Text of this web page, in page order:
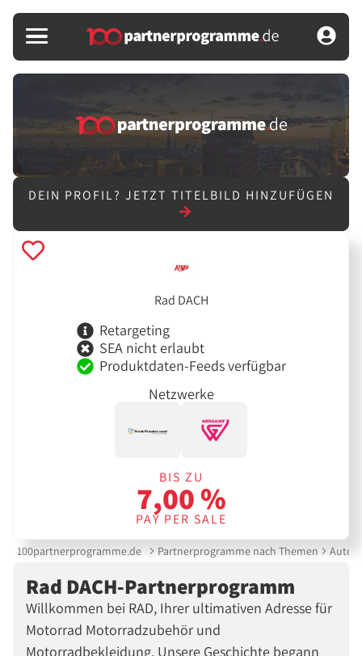
DEIN PROFIL? JETZT TITELBILD HINZUFÜGEN
Rad DACH
Retargeting
SEA nicht erlaubt
Produktdaten-Feeds verfügbar
Netzwerke
BIS ZU
7,00 %
PAY PER SALE
100partnerprogramme.de Partnerprogramme nach Themen Auto
Rad DACH-Partnerprogramm
Willkommen bei RAD, Ihrer ultimativen Adresse für
Motorrad Motorradzubehör und
Motorradbekleidung. Unsere Geschichte begann